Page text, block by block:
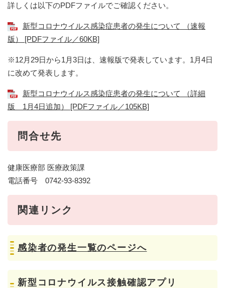
詳しくは以下のPDFファイルでご確認ください。
新型コロナウイルス感染症患者の発生について （速報
版） [PDFファイル／60KB]
※12月29日から1月3日は、速報版で発表しています。1月4日
に改めて発表します。
新型コロナウイルス感染症患者の発生について （詳細
版 1月4日追加） [PDFファイル／105KB]
問合せ先
健康医療部 医療政策課
電話番号 0742-93-8392
関連リンク
感染者の発生一覧のページへ
新型コロナウイルス接触確認アプリ